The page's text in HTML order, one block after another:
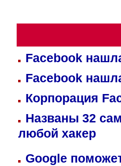
Facebook
Facebook
Корпорация
Названы 32
любой хакер
Google